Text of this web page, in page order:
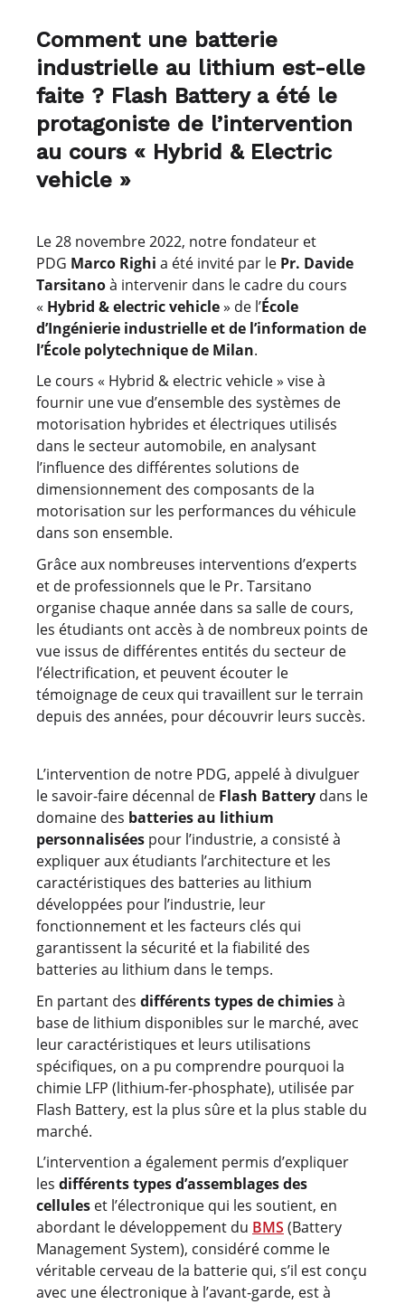
Comment une batterie
industrielle au lithium est-elle
faite ? Flash Battery a été le
protagoniste de l’intervention
au cours « Hybrid & Electric
vehicle »
Le 28 novembre 2022, notre fondateur et
PDG Marco Righi a été invité par le Pr. Davide
Tarsitanoà intervenir dans le cadre du cours
« Hybrid & electric vehicle» de l’École
d’Ingénierie industrielle et de l’information de
l’École polytechnique de Milan.
Le cours « Hybrid & electric vehicle » vise à
fournir une vue d’ensemble des systèmes de
motorisation hybrides et électriques utilisés
dans le secteur automobile, en analysant
l’influence des différentes solutions de
dimensionnement des composants de la
motorisation sur les performances du véhicule
dans son ensemble.
Grâce aux nombreuses interventions d’experts
et de professionnels que le Pr. Tarsitano
organise chaque année dans sa salle de cours,
les étudiants ont accès à de nombreux points de
vue issus de différentes entités du secteur de
l’électrification, et peuvent écouter le
témoignage de ceux qui travaillent sur le terrain
depuis des années, pour découvrir leurs succès.
L’intervention de notre PDG, appelé à divulguer
le savoir-faire décennal de Flash Battery dans le
domaine des batteries au lithium
personnalisées pour l’industrie, a consisté à
expliquer aux étudiants l’architecture et les
caractéristiques des batteries au lithium
développées pour l’industrie, leur
fonctionnement et les facteurs clés qui
garantissent la sécurité et la fiabilité des
batteries au lithium dans le temps.
En partant des différents types de chimiesà
base de lithium disponibles sur le marché, avec
leur caractéristiques et leurs utilisations
spécifiques, on a pu comprendre pourquoi la
chimie LFP (lithium-fer-phosphate), utilisée par
Flash Battery, est la plus sûre et la plus stable du
marché.
L’intervention a également permis d’expliquer
les différents types d’assemblages des
cellules et l’électronique qui les soutient, en
abordant le développement du BMS (Battery
Management System), considéré comme le
véritable cerveau de la batterie qui, s’il est conçu
avec une électronique à l’avant-garde, est à